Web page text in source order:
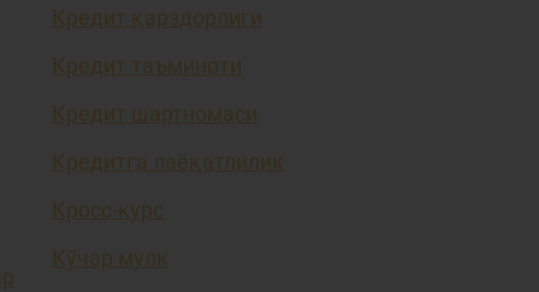
Кредит қарздорлиги
Кредит таъминоти
Кредит шартномаси
Кредитга лаёқатлилик
Кросс-курс
Кўчар мулк